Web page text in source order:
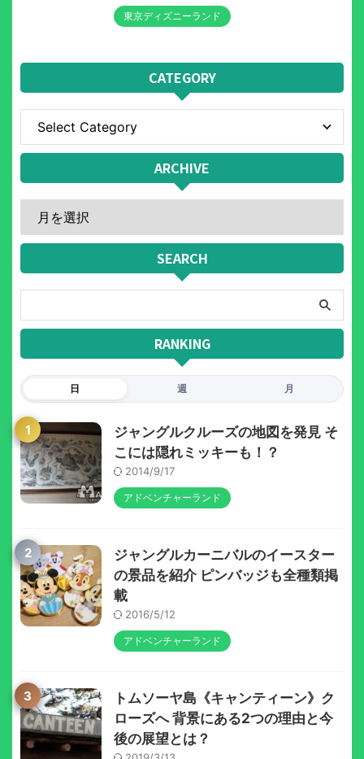
東京ディズニーランド
CATEGORY
ARCHIVE
SEARCH
RANKING
日 週 月
1
ジャングルクルーズの地図を発見 そ
こには隠れミッキーも！？
2014/9/17
アドベンチャーランド
2
ジャングルカーニバルのイースター
の景品を紹介 ピンバッジも全種類掲
載
2016/5/12
アドベンチャーランド
3
トムソーヤ島《キャンティーン》ク
ローズへ 背景にある2つの理由と今
後の展望とは？